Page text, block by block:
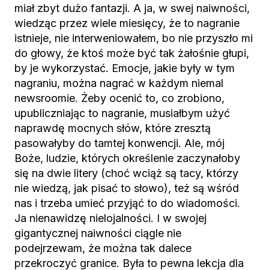
miał zbyt dużo fantazji. A ja, w swej naiwności,
wiedząc przez wiele miesięcy, że to nagranie
istnieje, nie interweniowałem, bo nie przyszło mi
do głowy, że ktoś może być tak żałośnie głupi,
by je wykorzystać. Emocje, jakie były w tym
nagraniu, można nagrać w każdym niemal
newsroomie. Żeby ocenić to, co zrobiono,
upubliczniając to nagranie, musiałbym użyć
naprawdę mocnych słów, które zresztą
pasowałyby do tamtej konwencji. Ale, mój
Boże, ludzie, których określenie zaczynałoby
się na dwie litery (choć wciąż są tacy, którzy
nie wiedzą, jak pisać to słowo), też są wśród
nas i trzeba umieć przyjąć to do wiadomości.
Ja nienawidzę nielojalności. I w swojej
gigantycznej naiwności ciągle nie
podejrzewam, że można tak dalece
przekroczyć granice. Była to pewna lekcja dla